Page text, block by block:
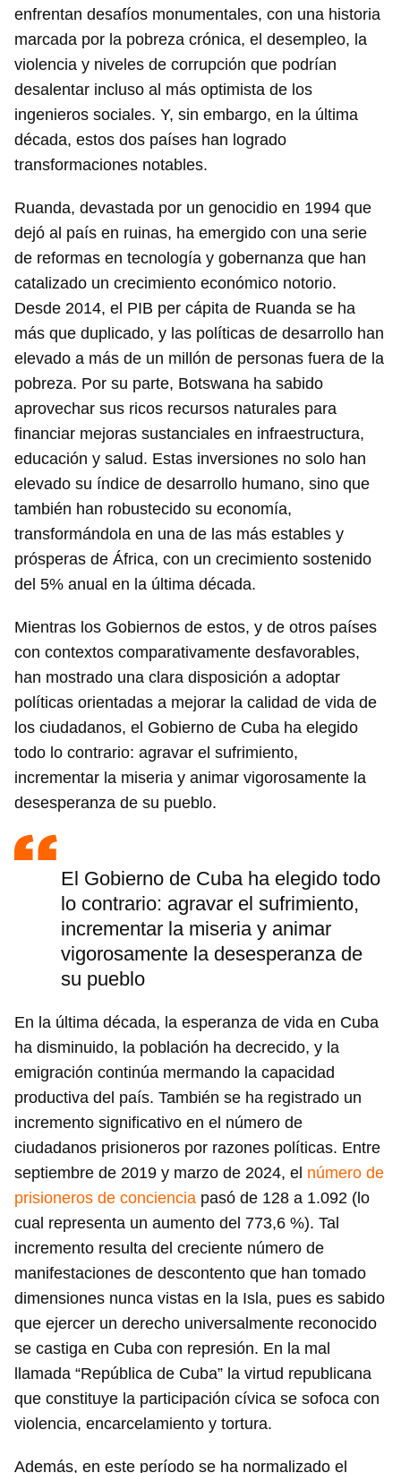
enfrentan desafíos monumentales, con una historia
marcada por la pobreza crónica, el desempleo, la
violencia y niveles de corrupción que podrían
desalentar incluso al más optimista de los
ingenieros sociales. Y, sin embargo, en la última
década, estos dos países han logrado
transformaciones notables.
Ruanda, devastada por un genocidio en 1994 que
dejó al país en ruinas, ha emergido con una serie
de reformas en tecnología y gobernanza que han
catalizado un crecimiento económico notorio.
Desde 2014, el PIB per cápita de Ruanda se ha
más que duplicado, y las políticas de desarrollo han
elevado a más de un millón de personas fuera de la
pobreza. Por su parte, Botswana ha sabido
aprovechar sus ricos recursos naturales para
financiar mejoras sustanciales en infraestructura,
educación y salud. Estas inversiones no solo han
elevado su índice de desarrollo humano, sino que
también han robustecido su economía,
transformándola en una de las más estables y
prósperas de África, con un crecimiento sostenido
del 5% anual en la última década.
Mientras los Gobiernos de estos, y de otros países
con contextos comparativamente desfavorables,
han mostrado una clara disposición a adoptar
políticas orientadas a mejorar la calidad de vida de
los ciudadanos, el Gobierno de Cuba ha elegido
todo lo contrario: agravar el sufrimiento,
incrementar la miseria y animar vigorosamente la
desesperanza de su pueblo.
El Gobierno de Cuba ha elegido todo
lo contrario: agravar el sufrimiento,
incrementar la miseria y animar
vigorosamente la desesperanza de
su pueblo
En la última década, la esperanza de vida en Cuba
ha disminuido, la población ha decrecido, y la
emigración continúa mermando la capacidad
productiva del país. También se ha registrado un
incremento significativo en el número de
ciudadanos prisioneros por razones políticas. Entre
septiembre de 2019 y marzo de 2024, el número de
prisioneros de conciencia pasó de 128 a 1.092 (lo
cual representa un aumento del 773,6 %). Tal
incremento resulta del creciente número de
manifestaciones de descontento que han tomado
dimensiones nunca vistas en la Isla, pues es sabido
que ejercer un derecho universalmente reconocido
se castiga en Cuba con represión. En la mal
llamada “República de Cuba” la virtud republicana
que constituye la participación cívica se sofoca con
violencia, encarcelamiento y tortura.
Además, en este período se ha normalizado el